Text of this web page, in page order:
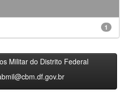
1
Militar do Distrito Federal